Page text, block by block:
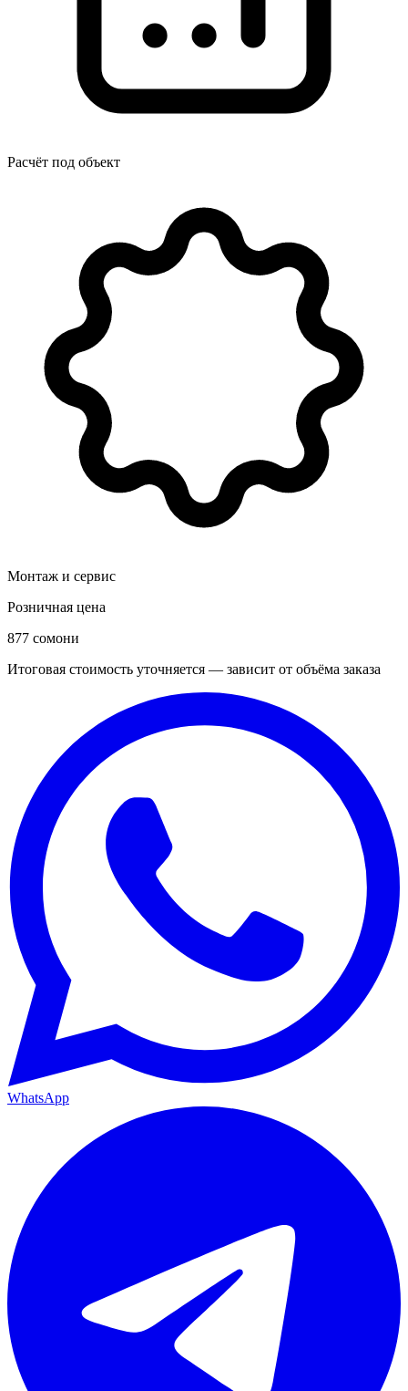
Расчёт под объект
Монтаж и сервис
Розничная цена
877 сомони
Итоговая стоимость уточняется — зависит от объёма заказа
WhatsApp